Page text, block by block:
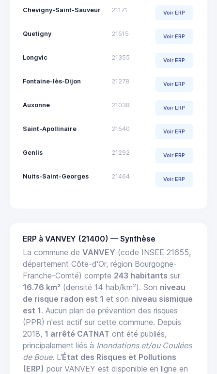
Chevigny-Saint-Sauveur 21171 Voir ERP
Quetigny 21515 Voir ERP
Longvic 21355 Voir ERP
Fontaine-lès-Dijon 21278 Voir ERP
Auxonne 21038 Voir ERP
Saint-Apollinaire 21540 Voir ERP
Genlis 21292 Voir ERP
Nuits-Saint-Georges 21464 Voir ERP
ERP à VANVEY (21400) — Synthèse
La commune de VANVEY (code INSEE 21655,
département Côte-d'Or, région Bourgogne-
Franche-Comté) compte 243 habitants sur
16.76 km² (densité 14 hab/km²). Son niveau
de risque radon est 1 et son niveau sismique
est 1. Aucun plan de prévention des risques
(PPR) n'est actif sur cette commune. Depuis
2018, 1 arrêté CATNAT ont été publiés,
principalement liés à Inondations et/ou Coulées
de Boue. L'État des Risques et Pollutions
(ERP) pour VANVEY est disponible en ligne en